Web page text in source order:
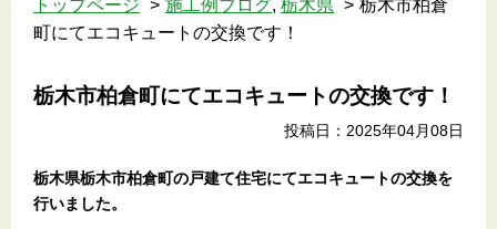
トップページ 施工例ブログ, 栃木県
栃木市柏倉
町にてエコキュートの交換です！
栃木市柏倉町にてエコキュートの交換です！
投稿日：2025年04月08日
栃木県栃木市柏倉町の戸建て住宅にてエコキュートの交換を
行いました。